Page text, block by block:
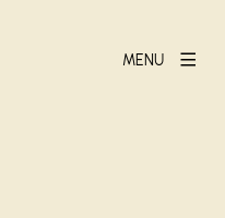
MENU